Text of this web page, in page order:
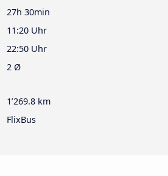
27h 30min
11:20 Uhr
22:50 Uhr
2 Ø
1’269.8 km
FlixBus